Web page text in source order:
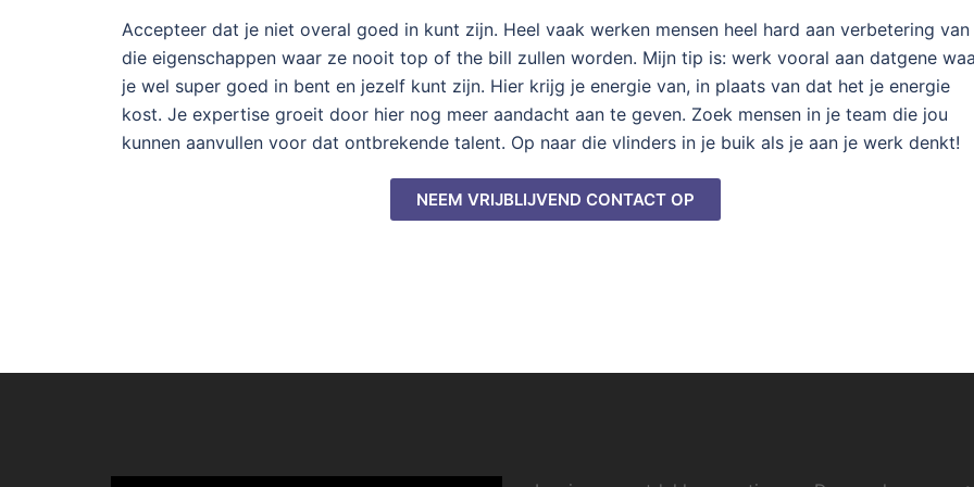
Accepteer dat je niet overal goed in kunt zijn. Heel vaak werken mensen heel hard aan verbetering van
die eigenschappen waar ze nooit top of the bill zullen worden. Mijn tip is: werk vooral aan datgene
je wel super goed in bent en jezelf kunt zijn. Hier krijg je energie van, in plaats van dat het je energie
kost. Je expertise groeit door hier nog meer aandacht aan te geven. Zoek mensen in je team die jou
kunnen aanvullen voor dat ontbrekende talent. Op naar die vlinders in je buik als je aan je werk denkt!
NEEM VRIJBLIJVEND CONTACT OP